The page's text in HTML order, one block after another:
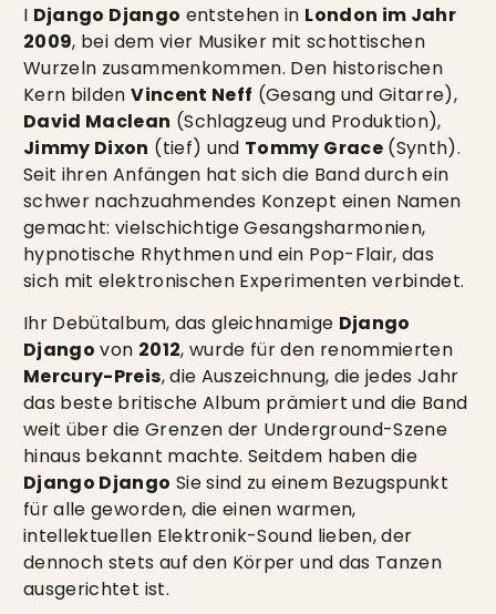
I Django Django entstehen in London im Jahr
2009, bei dem vier Musiker mit schottischen
Wurzeln zusammenkommen. Den historischen
Kern bildenVincent Neff (Gesang und Gitarre),
David Maclean (Schlagzeug und Produktion),
Jimmy Dixon (tief) und Tommy Grace(Synth).
Seit ihren Anfängen hat sich die Band durch ein
schwer nachzuahmendes Konzept einen Namen
gemacht: vielschichtige Gesangsharmonien,
hypnotische Rhythmen und ein Pop-Flair, das
sich mit elektronischen Experimenten verbindet.
Ihr Debütalbum, das gleichnamige Django
Django von 2012, wurde für den renommierten
Mercury-Preis, die Auszeichnung, die jedes Jahr
das beste britische Album prämiert und die Band
weit über die Grenzen der Underground-Szene
hinaus bekannt machte. Seitdem haben die
Django Django Sie sind zu einem Bezugspunkt
für alle geworden, die einen warmen,
intellektuellen Elektronik-Sound lieben, der
dennoch stets auf den Körper und das Tanzen
ausgerichtet ist.